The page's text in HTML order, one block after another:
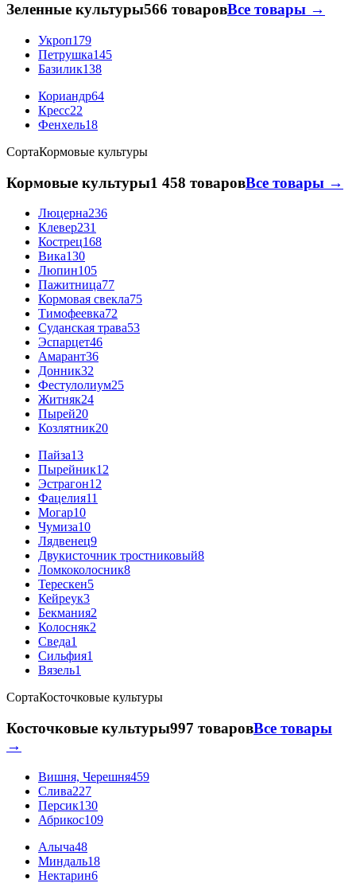
Зеленные культуры566 товаровВсе товары →
Укроп179
Петрушка145
Базилик138
Кориандр64
Кресс22
Фенхель18
СортаКормовые культуры
Кормовые культуры1 458 товаровВсе товары →
Люцерна236
Клевер231
Кострец168
Вика130
Люпин105
Пажитница77
Кормовая свекла75
Тимофеевка72
Суданская трава53
Эспарцет46
Амарант36
Донник32
Фестулолиум25
Житняк24
Пырей20
Козлятник20
Пайза13
Пырейник12
Эстрагон12
Фацелия11
Могар10
Чумиза10
Лядвенец9
Двукисточник тростниковый8
Ломкоколосник8
Терескен5
Кейреук3
Бекмания2
Колосняк2
Сведа1
Сильфия1
Вязель1
СортаКосточковые культуры
Косточковые культуры997 товаровВсе товары
→
Вишня, Черешня459
Слива227
Персик130
Абрикос109
Алыча48
Миндаль18
Нектарин6